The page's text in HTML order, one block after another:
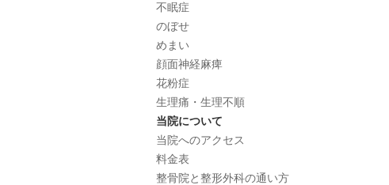
不眠症
のぼせ
めまい
顔面神経麻痺
花粉症
生理痛・生理不順
当院について
当院へのアクセス
料金表
整骨院と整形外科の通い方